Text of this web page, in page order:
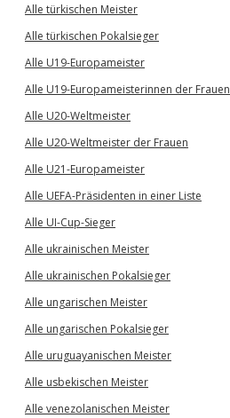
Alle türkischen Meister
Alle türkischen Pokalsieger
Alle U19-Europameister
Alle U19-Europameisterinnen der Frauen
Alle U20-Weltmeister
Alle U20-Weltmeister der Frauen
Alle U21-Europameister
Alle UEFA-Präsidenten in einer Liste
Alle UI-Cup-Sieger
Alle ukrainischen Meister
Alle ukrainischen Pokalsieger
Alle ungarischen Meister
Alle ungarischen Pokalsieger
Alle uruguayanischen Meister
Alle usbekischen Meister
Alle venezolanischen Meister